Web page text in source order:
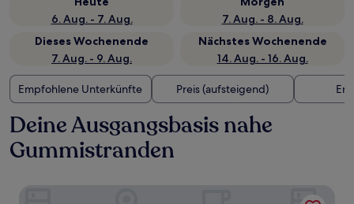
6. Aug. - 7. Aug.
7. Aug. - 8. Aug.
Dieses Wochenende
7. Aug. - 9. Aug.
Nächstes Wochenende
14. Aug. - 16. Aug.
Empfohlene Unterkünfte Preis (aufsteigend)
Deine Ausgangsbasis nahe
Gummistranden